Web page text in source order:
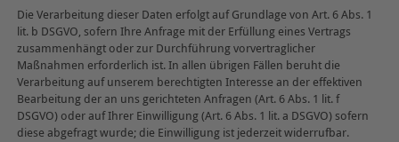
Die Verarbeitung dieser Daten erfolgt auf Grundlage von Art. 6 Abs. 1
lit. b DSGVO, sofern Ihre Anfrage mit der Erfüllung eines Vertrags
zusammenhängt oder zur Durchführung vorvertraglicher
Maßnahmen erforderlich ist. In allen übrigen Fällen beruht die
Verarbeitung auf unserem berechtigten Interesse an der effektiven
Bearbeitung der an uns gerichteten Anfragen (Art. 6 Abs. 1 lit. f
DSGVO) oder auf Ihrer Einwilligung (Art. 6 Abs. 1 lit. a DSGVO) sofern
diese abgefragt wurde; die Einwilligung ist jederzeit widerrufbar.